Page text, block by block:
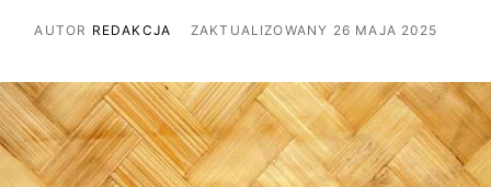
AUTOR REDAKCJA ZAKTUALIZOWANY 26 MAJA 2025